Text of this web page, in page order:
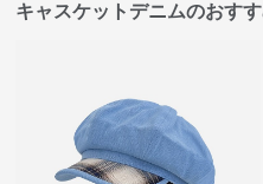
キャスケットデニムのおす